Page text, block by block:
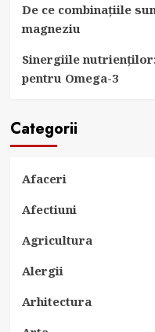
De ce combinațiile
magneziu
Sinergiile
pentru Omega-3
Categorii
Afaceri
Afectiuni
Agricultura
Alergii
Arhitectura